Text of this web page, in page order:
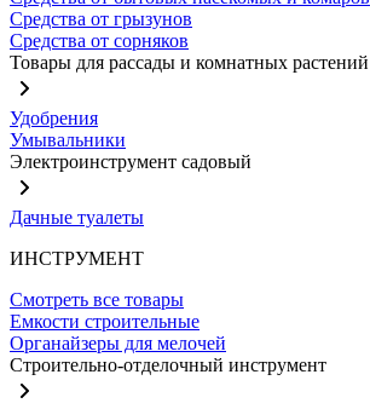
Средства от грызунов
Средства от сорняков
Товары для рассады и комнатных растений
Удобрения
Умывальники
Электроинструмент садовый
Дачные туалеты
ИНСТРУМЕНТ
Смотреть все товары
Емкости строительные
Органайзеры для мелочей
Строительно-отделочный инструмент